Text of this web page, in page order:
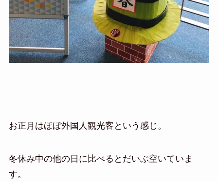
お正月はほぼ外国人観光客という感じ。
冬休み中の他の日に比べるとだいぶ空いていま
す。